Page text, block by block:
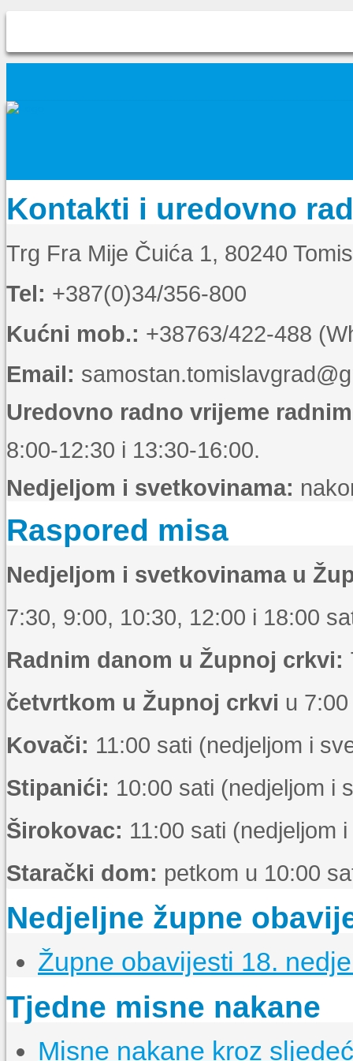
Kontakti i uredovno
Trg Fra Mije Čuića 1, 80240
Tel: +387(0)34/356-800
Kućni mob.: +38763/422-488
Email:
Uredovno radno vrijeme
8:00-12:30 i 13:30-16:00.
Nedjeljom i svetkovinama:
Raspored misa
Nedjeljom i svetkovinama u
7:30, 9:00, 10:30, 12:00 i 18:00
Radnim danom u Župnoj crkvi:
četvrtkom u Župnoj crkvi u
Kovači: 11:00 sati (nedjeljom i
Stipanići: 10:00 sati (nedjeljom i
Širokovac: 11:00 sati (nedjeljom
Starački dom: petkom u 10:00
Nedjeljne župne
Župne obavijesti 18.
Tjedne misne nakane
Misne nakane kroz